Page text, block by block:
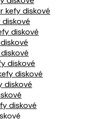
kefy diskové
diskové
diskové
diskové
diskové
diskové